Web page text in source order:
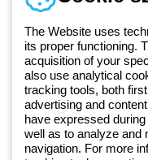
Since 2025, Beghelli has
GEWISS LightZone
lighting solutions that
professionals and end
about GEWISS
1 951 3194
The Website uses
its proper functioning.
acquisition of your
also use analytical
tracking tools, both
advertising and
have expressed
well as to analyze and
navigation. For more